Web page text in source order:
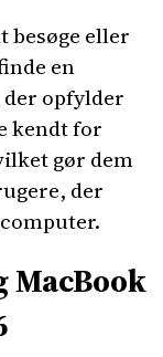
besøge eller
en
der opfylder
kendt for
gør dem
der